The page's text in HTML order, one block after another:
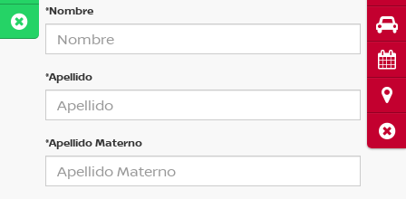
*Nombre
*Apellido
*Apellido Materno